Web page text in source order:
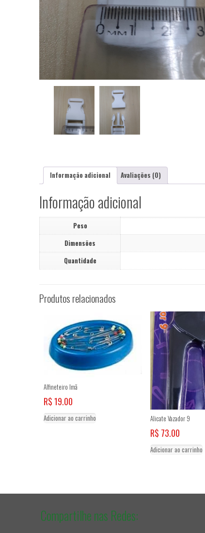
Informação adicional Avaliações (0)
Informação adicional
Peso
Dimensões
Quantidade
Produtos relacionados
Alfineteiro Imã
R$19.00
Adicionar ao carrinho Alicate Vazador 9
R$ 73.00
Adicionar ao carrinho
Compartilhe nas Redes: